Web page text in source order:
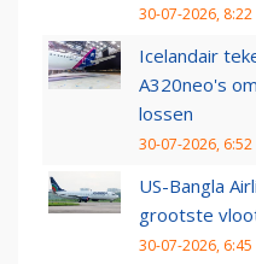
30-07-2026, 8:22
Icelandair
A320neo's
lossen
30-07-2026, 6:52
US-Bangla
grootste
30-07-2026, 6:45